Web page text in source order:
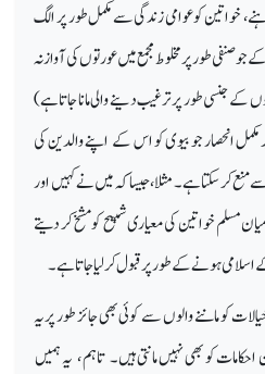
خواتین کو عوامی زندگی سے مکمل طور پر الگ
صنفی طور پر مخلوط مجمع میں عورتوں کی آواز نہ
کے جنسی طور پر ترغیب دینے والی مانا جاتا ہے)
انحصار جو بیوی کو اس کے اپنے والدین کی
کر سکتا ہے۔ مثلا، جیسا کہ میں نے کہیں اور
خواتین کی معیاری شبیح کو مشخ کر دیتے
اسلامی ہونے کے طور پر قبول کر لیا جاتا ہے۔
کو ماننے والوں سے کوئی بھی جائز طور پریہ
کو بھی نہیں مانتی ہیں۔ تاہم ، یہ ہمیں